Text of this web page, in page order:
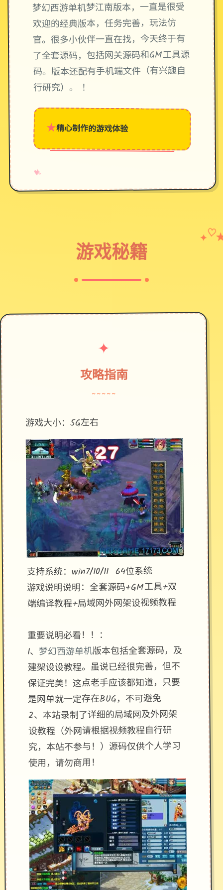
梦幻西游单机梦江南版本，一直是很受
欢迎的经典版本，任务完善，玩法仿
官。很多小伙伴一直在找，今天终于有
了全套源码，包括网关源码和GM工具源
码。版本还配有手机端文件（有兴趣自
行研究）。 ！
★精心制作的游戏体验
♥
✧
→
游戏秘籍
✦ ♡
✦
攻略指南
~~~~~
游戏大小：5G左右
支持系统：win7/10/11 64位系统
游戏说明说明：全套源码+GM工具+双
端编译教程+局域网外网架设视频教程
重要说明必看！！：
1、梦幻西游单机版本包括全套源码，及
建架设设教程。虽说已经很完善，但不
保证完美！这点老手应该都知道，只要
是网单就一定存在BUG，不可避免
2、本站录制了详细的局域网及外网架
设教程（外网请根据视频教程自行研
究，本站不参与！）源码仅供个人学习
使用，请勿商用！